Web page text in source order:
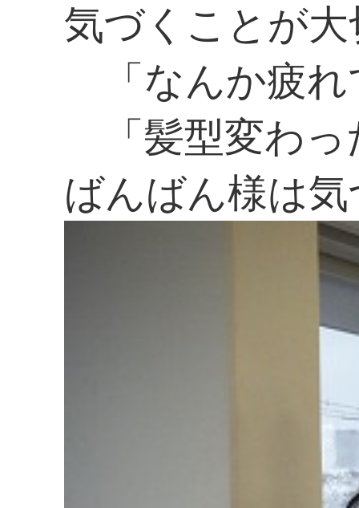
気づくことが大
「なんか疲れ
「髪型変わっ
ばんばん様は